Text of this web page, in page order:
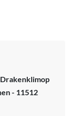
Drakenklimop
- 11512